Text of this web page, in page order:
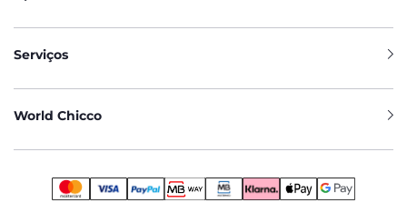
Serviços
World Chicco